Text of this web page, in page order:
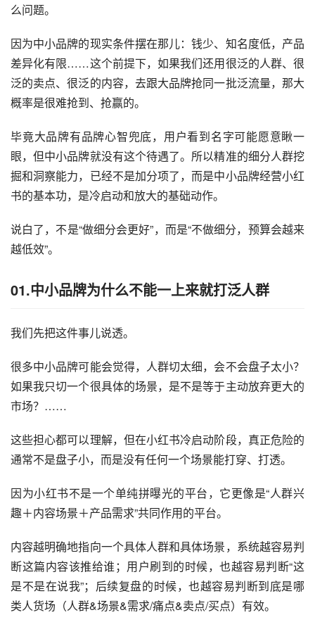
么问题。
因为中小品牌的现实条件摆在那儿：钱少、知名度低，产品
差异化有限……这个前提下，如果我们还用很泛的人群、很
泛的卖点、很泛的内容，去跟大品牌抢同一批泛流量，那大
概率是很难抢到、抢赢的。
毕竟大品牌有品牌心智兜底，用户看到名字可能愿意瞅一
眼，但中小品牌就没有这个待遇了。所以精准的细分人群挖
掘和洞察能力，已经不是加分项了，而是中小品牌经营小红
书的基本功，是冷启动和放大的基础动作。
说白了，不是“做细分会更好”，而是“不做细分，预算会越来
越低效”。
01.中小品牌为什么不能一上来就打泛人群
我们先把这件事儿说透。
很多中小品牌可能会觉得，人群切太细，会不会盘子太小？
如果我只切一个很具体的场景，是不是等于主动放弃更大的
市场？……
这些担心都可以理解，但在小红书冷启动阶段，真正危险的
通常不是盘子小，而是没有任何一个场景能打穿、打透。
因为小红书不是一个单纯拼曝光的平台，它更像是“人群兴
趣＋内容场景＋产品需求”共同作用的平台。
内容越明确地指向一个具体人群和具体场景，系统越容易判
断这篇内容该推给谁；用户刷到的时候，也越容易判断“这
是不是在说我”；后续复盘的时候，也越容易判断到底是哪
类人货场（人群&场景&需求/痛点&卖点/买点）有效。